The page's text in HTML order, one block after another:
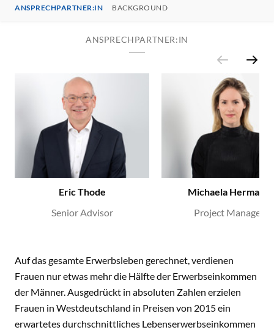
ANSPRECHPARTNER:IN BACKGROUND
ANSPRECHPARTNER:IN
Eric Thode
Senior Advisor
Michaela Hermann
Project Manager
Auf das gesamte Erwerbsleben gerechnet, verdienen
Frauen nur etwas mehr die Hälfte der Erwerbseinkommen
der Männer. Ausgedrückt in absoluten Zahlen erzielen
Frauen in Westdeutschland in Preisen von 2015 ein
erwartetes durchschnittliches Lebenserwerbseinkommen